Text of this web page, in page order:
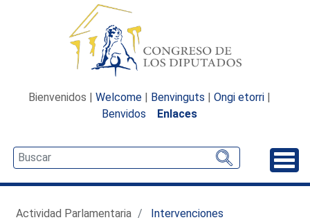
Bienvenidos | Welcome | Benvinguts | Ongi etorri |
Benvidos
Enlaces
Actividad Parlamentaria
Intervenciones